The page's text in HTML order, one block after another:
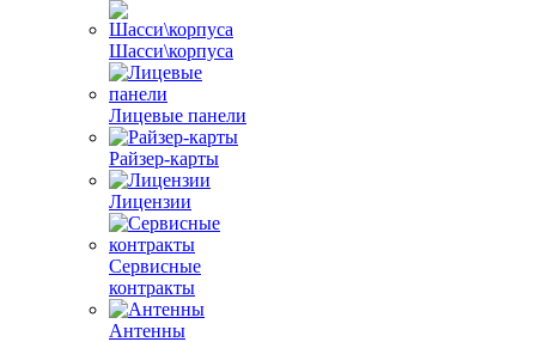
Шасси\корпуса
Лицевые панели
Райзер-карты
Лицензии
Сервисные
контракты
Антенны